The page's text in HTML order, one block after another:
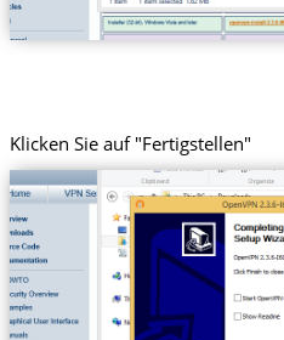
Klicken Sie auf "Fertigstellen"